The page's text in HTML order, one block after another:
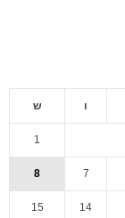
ו ש
1
7
8
14
15